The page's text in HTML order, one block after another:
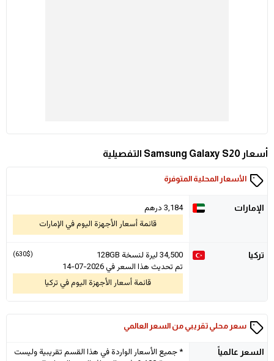
أسعار Samsung Galaxy S20 التفصيلية
الأسعار المحلية المتوفرة
الإمارات
3,184 درهم
قائمة أسعار الأجهزة اليوم في الإمارات
تركيا 34,500
(630$)
ليرة لنسخة 128GB
تم تحديث هذا السعر في 2026-07-14
قائمة أسعار الأجهزة اليوم في تركيا
سعر محلي تقريبي من السعر العالمي
السعر عالمياً
* جميع الأسعار الواردة في هذا القسم تقريبية وليست